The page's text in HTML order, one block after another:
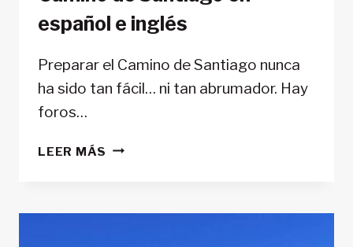
español e inglés
Preparar el Camino de Santiago nunca
ha sido tan fácil… ni tan abrumador. Hay
foros…
LEER MÁS LOS